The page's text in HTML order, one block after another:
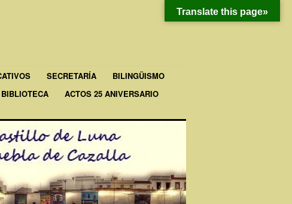
SECRETARÍA
BILINGÜISMO
ACTOS 25 ANIVERSARIO
Translate this page»